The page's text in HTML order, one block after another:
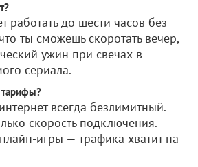
работать до шести часов без
ты сможешь скоротать вечер,
ужин при свечах в
сериала.
тарифы?
всегда безлимитный.
скорость подключения.
игры — трафика хватит на